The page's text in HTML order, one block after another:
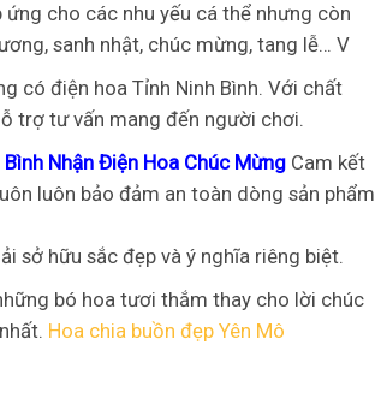
cho các nhu yếu cá thể nhưng còn
sanh nhật, chúc mừng, tang lễ… V
có điện hoa Tỉnh Ninh Bình. Với chất
trợ tư vấn mang đến người chơi.
Nhận Điện Hoa Chúc Mừng Cam kết
luôn bảo đảm an toàn dòng sản phẩm
sở hữu sắc đẹp và ý nghĩa riêng biệt.
bó hoa tươi thắm thay cho lời chúc
Hoa chia buồn đẹp Yên Mô